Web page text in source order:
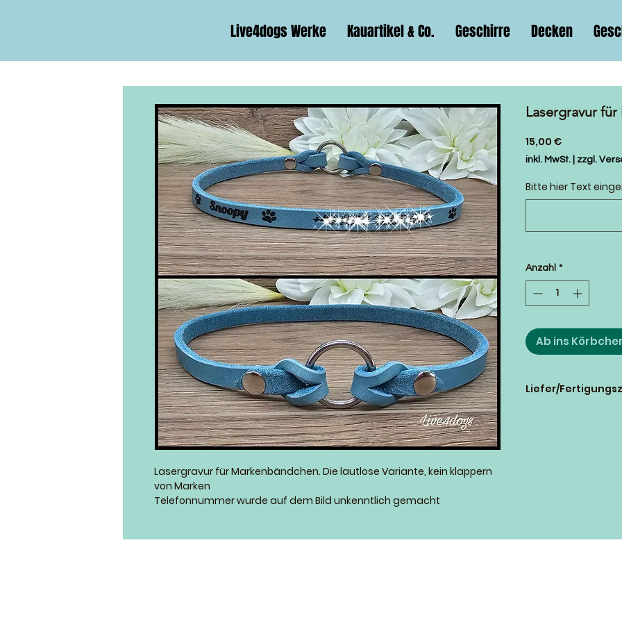
Live4dogs Werke Kauartikel & Co. Geschirre Decken
Lasergravur für Markenbändchen. Die lautlose Variante, kein klappern
von Marken
Telefonnummer wurde auf dem Bild unkenntlich gemacht
Lasergravur
15,00 €Preis
inkl. MwSt. zzgl.
Bitte hier Text
Anzahl *
Ab ins
Liefer/